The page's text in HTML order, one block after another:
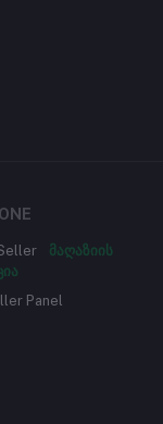
მაღაზიის
Panel